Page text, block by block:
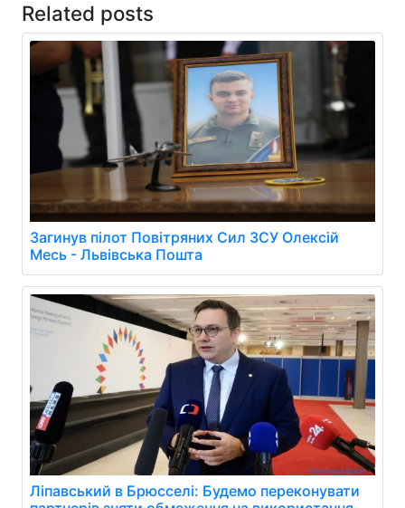
Related posts
Загинув пілот Повітряних Сил ЗСУ Олексій
Месь - Львівська Пошта
Ліпавський в Брюсселі: Будемо переконувати